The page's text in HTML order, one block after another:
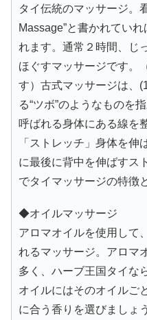
タイ伝統のマッサージ。
Massage”と書かれてい
れます。通常２時間、じ
ほぐすマッサージです。
す）古式マッサージは、
る“ツボ”のようなものを
呼ばれる身体にある線を
「ストレッチ」身体を
に最後に背中を伸ばすス
でタイマッサージの特徴
◆オイルマッサージ
アロマオイルを使用して
れるマッサージ。アロマ
多く、ハーブ王国タイな
オイルにはそのオイルご
に合う香りを選びましょ